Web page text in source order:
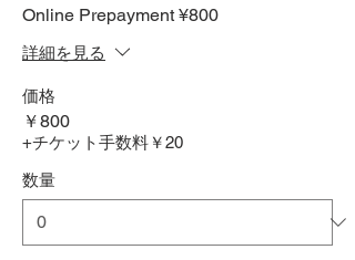
Online Prepayment ¥800
詳細を見る
価格
￥800
+チケット手数料￥20
数量